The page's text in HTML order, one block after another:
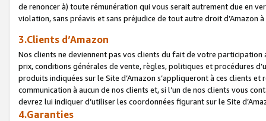
de renoncer à) toute rémunération qui vous serait autrement due en
violation, sans préavis et sans préjudice de tout autre droit
3.Clients d’Amazon
Nos clients ne deviennent pas vos clients du fait de votre
prix, conditions générales de vente, règles, politiques et procédures
produits indiquées sur le Site d’Amazon s’appliqueront à ces clients
communication à aucun de nos clients et, si l’un de nos clients vous
devrez lui indiquer d’utiliser les coordonnées figurant sur le Site
4.Garanties